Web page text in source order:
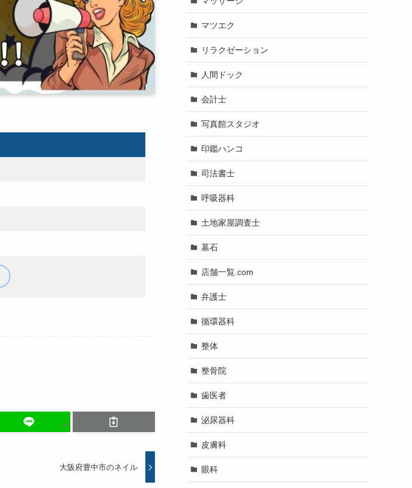
大阪府豊中市のネイル
マツエク
リラクゼーション
人間ドック
会計士
写真館スタジオ
印鑑ハンコ
司法書士
呼吸器科
土地家屋調査士
墓石
店舗一覧.com
弁護士
循環器科
整体
整骨院
歯医者
泌尿器科
皮膚科
眼科